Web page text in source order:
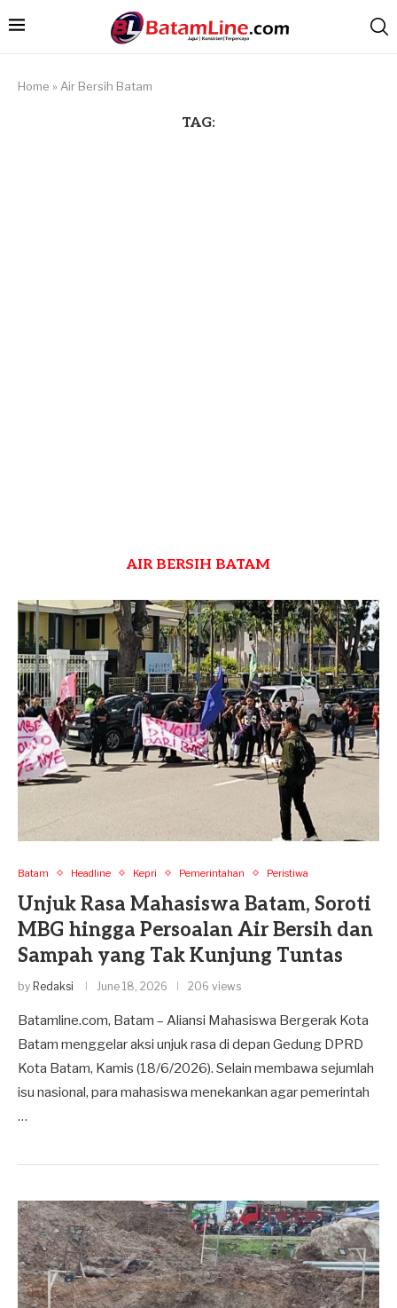
Home » Air Bersih Batam
TAG:
AIR BERSIH BATAM
Batam Headline Kepri Pemerintahan Peristiwa
Unjuk Rasa Mahasiswa Batam, Soroti
MBG hingga Persoalan Air Bersih dan
Sampah yang Tak Kunjung Tuntas
by Redaksi June 18, 2026 206 views
Batamline.com, Batam – Aliansi Mahasiswa Bergerak Kota
Batam menggelar aksi unjuk rasa di depan Gedung DPRD
Kota Batam, Kamis (18/6/2026). Selain membawa sejumlah
isu nasional, para mahasiswa menekankan agar pemerintah
…